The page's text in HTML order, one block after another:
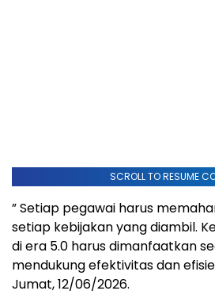
SCROLL TO RESUME
” Setiap pegawai harus
setiap kebijakan yang diambil.
di era 5.0 harus dimanfaatkan
mendukung efektivitas dan
Jumat, 12/06/2026.